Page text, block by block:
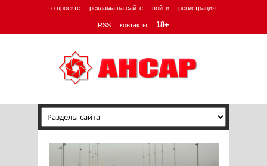
о проекте реклама на сайте войти регистрация
RSS контакты 18+